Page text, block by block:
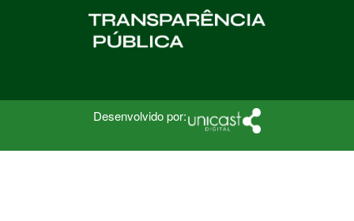
Desenvolvido por: